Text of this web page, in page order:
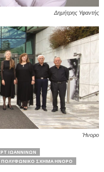
Δημήτρης Υφαντής
Ήνορο
ΙΩΑΝΝΊΝΩΝ
ΠΟΛΥΦΩΝΙΚΌ ΣΧΉΜΑ ΉΝΟΡΟ